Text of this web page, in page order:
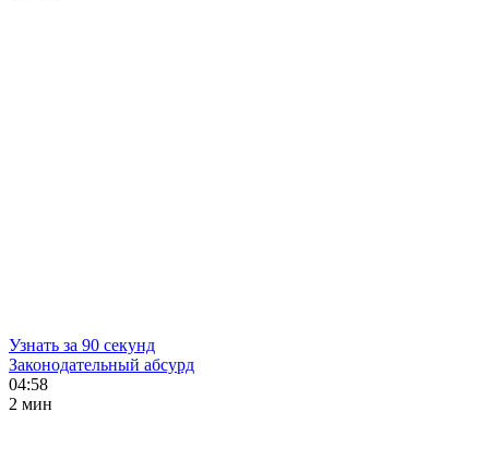
Узнать за 90 секунд
Законодательный абсурд
04:58
2 мин